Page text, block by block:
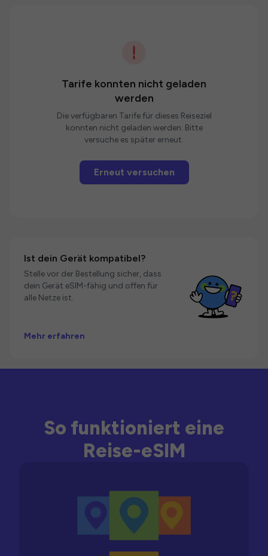
Tarife konnten nicht geladen
werden
Die verfügbaren Tarife für dieses Reiseziel
konnten nicht geladen werden. Bitte
versuche es später erneut.
Erneut versuchen
Ist dein Gerät kompatibel?
Stelle vor der Bestellung sicher, dass
dein Gerät eSIM-fähig und offen für
alle Netze ist.
Mehr erfahren
So funktioniert eine
Reise-eSIM